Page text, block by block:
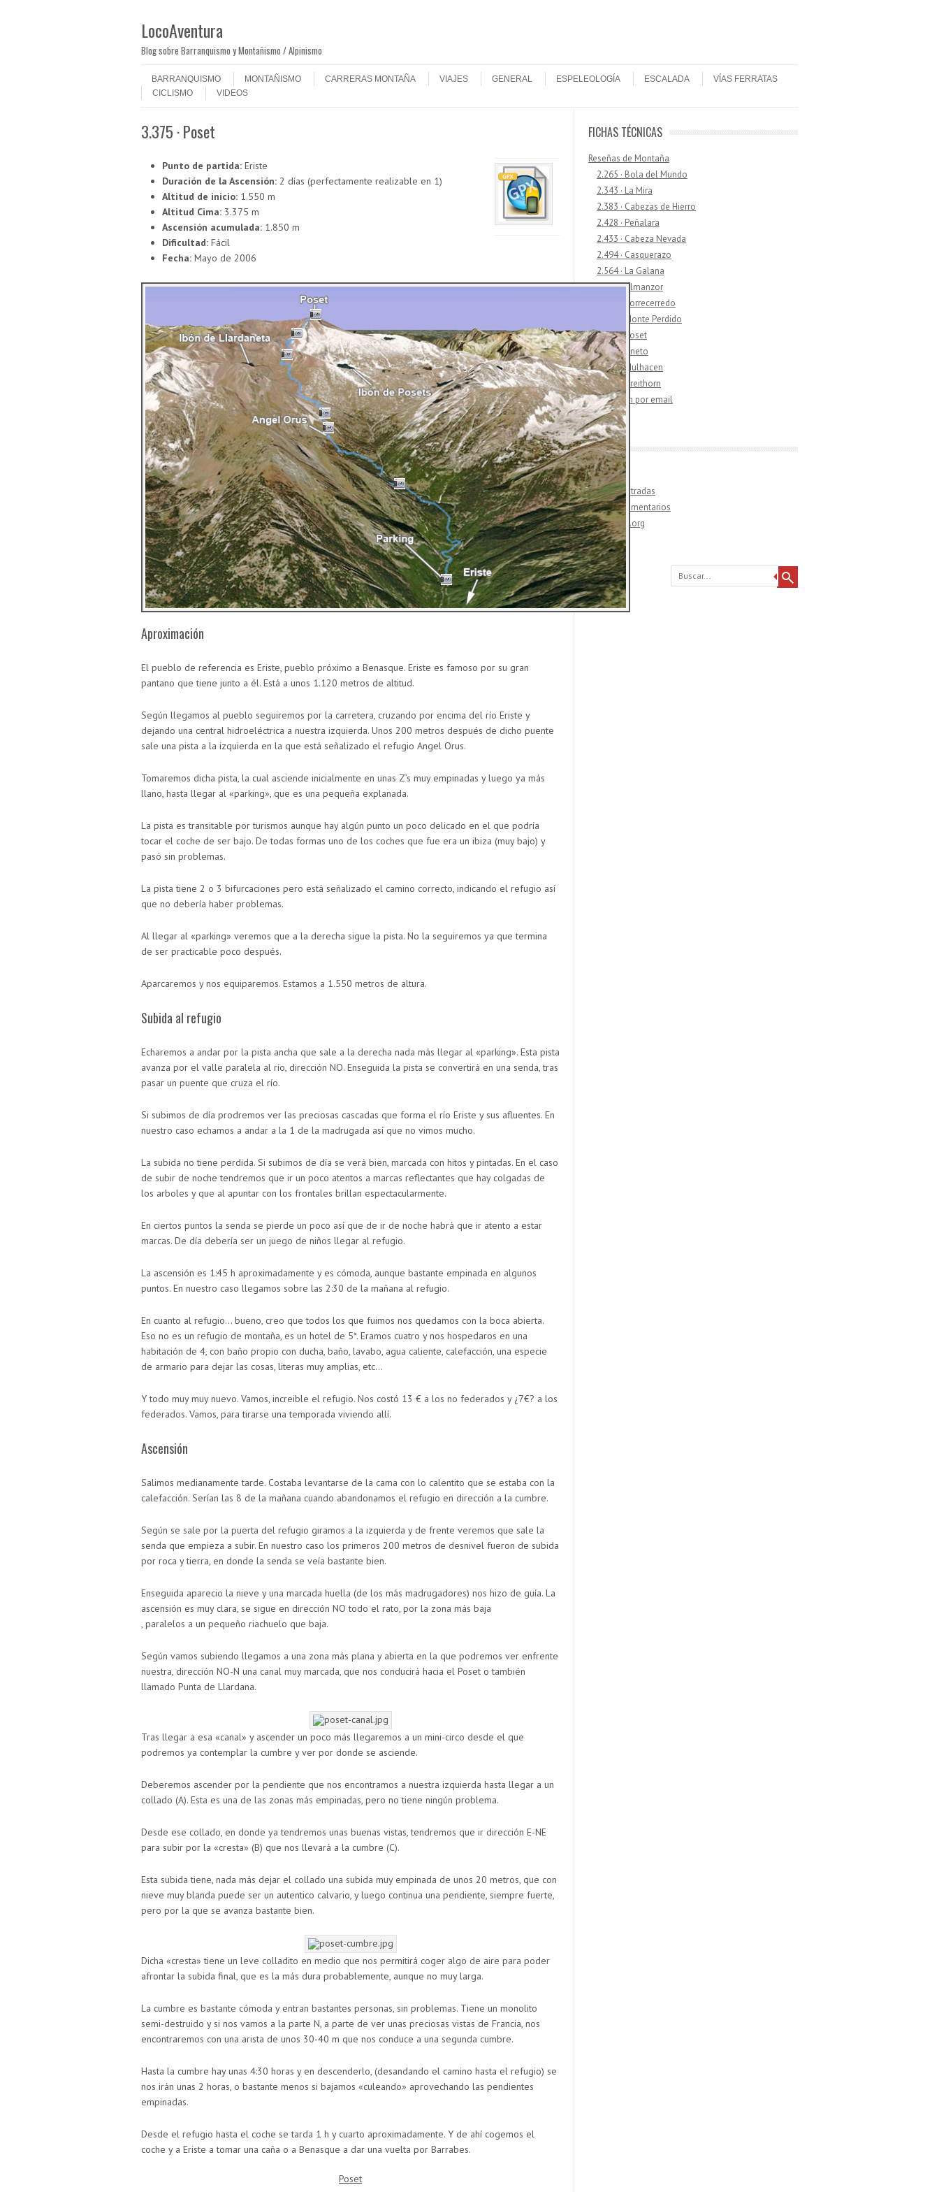
LocoAventura
Blog sobre Barranquismo y Montañismo / Alpinismo
Menú
BARRANQUISMO
MONTAÑISMO CARRERAS MONTAÑA VIAJES GENERAL ESPELEOLOGÍA ESCALADA
VÍAS FERRATAS
CICLISMO
VIDEOS
3.375 · Poset
Punto de partida: Eriste
Duración de la Ascensión: 2 días (perfectamente realizable en 1)
Altitud de inicio: 1.550 m
Altitud Cima: 3.375 m
Ascensión acumulada: 1.850 m
Dificultad: Fácil
Fecha: Mayo de 2006
Aproximación
El pueblo de referencia es Eriste, pueblo próximo a Benasque. Eriste es famoso por su gran
pantano que tiene junto a él. Está a unos 1.120 metros de altitud.
Según llegamos al pueblo seguiremos por la carretera, cruzando por encima del río Eriste y
dejando una central hidroeléctrica a nuestra izquierda. Unos 200 metros después de dicho puente
sale una pista a la izquierda en la que está señalizado el refugio Angel Orus.
Tomaremos dicha pista, la cual asciende inicialmente en unas Z’s muy empinadas y luego ya más
llano, hasta llegar al «parking», que es una pequeña explanada.
La pista es transitable por turismos aunque hay algún punto un poco delicado en el que podría
tocar el coche de ser bajo. De todas formas uno de los coches que fue era un ibiza (muy bajo) y
pasó sin problemas.
La pista tiene 2 o 3 bifurcaciones pero está señalizado el camino correcto, indicando el refugio así
que no debería haber problemas.
Al llegar al «parking» veremos que a la derecha sigue la pista. No la seguiremos ya que termina
de ser practicable poco después.
Aparcaremos y nos equiparemos. Estamos a 1.550 metros de altura.
Subida al refugio
Echaremos a andar por la pista ancha que sale a la derecha nada más llegar al «parking». Esta pista
avanza por el valle paralela al río, dirección NO. Enseguida la pista se convertirá en una senda, tras
pasar un puente que cruza el río.
Si subimos de día prodremos ver las preciosas cascadas que forma el río Eriste y sus afluentes. En
nuestro caso echamos a andar a la 1 de la madrugada así que no vimos mucho.
La subida no tiene perdida. Si subimos de día se verá bien, marcada con hitos y pintadas. En el caso
de subir de noche tendremos que ir un poco atentos a marcas reflectantes que hay colgadas de
los arboles y que al apuntar con los frontales brillan espectacularmente.
En ciertos puntos la senda se pierde un poco así que de ir de noche habrá que ir atento a estar
marcas. De día debería ser un juego de niños llegar al refugio.
La ascensión es 1:45 h aproximadamente y es cómoda, aunque bastante empinada en algunos
puntos. En nuestro caso llegamos sobre las 2:30 de la mañana al refugio.
En cuanto al refugio… bueno, creo que todos los que fuimos nos quedamos con la boca abierta.
Eso no es un refugio de montaña, es un hotel de 5*. Eramos cuatro y nos hospedaros en una
habitación de 4, con baño propio con ducha, baño, lavabo, agua caliente, calefacción, una especie
de armario para dejar las cosas, literas muy amplias, etc…
Y todo muy muy nuevo. Vamos, increible el refugio. Nos costó 13 € a los no federados y ¿7€? a los
federados. Vamos, para tirarse una temporada viviendo allí.
Ascensión
Salimos medianamente tarde. Costaba levantarse de la cama con lo calentito que se estaba con la
calefacción. Serían las 8 de la mañana cuando abandonamos el refugio en dirección a la cumbre.
Según se sale por la puerta del refugio giramos a la izquierda y de frente veremos que sale la
senda que empieza a subir. En nuestro caso los primeros 200 metros de desnivel fueron de subida
por roca y tierra, en donde la senda se veía bastante bien.
Enseguida aparecio la nieve y una marcada huella (de los más madrugadores) nos hizo de guía. La
ascensión es muy clara, se sigue en dirección NO todo el rato, por la zona más baja
, paralelos a un pequeño riachuelo que baja.
Según vamos subiendo llegamos a una zona más plana y abierta en la que podremos ver enfrente
nuestra, dirección NO-N una canal muy marcada, que nos conducirá hacia el Poset o también
llamado Punta de Llardana.
Tras llegar a esa «canal» y ascender un poco más llegaremos a un mini-circo desde el que
podremos ya contemplar la cumbre y ver por donde se asciende.
Deberemos ascender por la pendiente que nos encontramos a nuestra izquierda hasta llegar a un
collado (A). Esta es una de las zonas más empinadas, pero no tiene ningún problema.
Desde ese collado, en donde ya tendremos unas buenas vistas, tendremos que ir dirección E-NE
para subir por la «cresta» (B) que nos llevará a la cumbre (C).
Esta subida tiene, nada más dejar el collado una subida muy empinada de unos 20 metros, que con
nieve muy blanda puede ser un autentico calvario, y luego continua una pendiente, siempre fuerte,
pero por la que se avanza bastante bien.
Dicha «cresta» tiene un leve colladito en medio que nos permitirá coger algo de aire para poder
afrontar la subida final, que es la más dura probablemente, aunque no muy larga.
La cumbre es bastante cómoda y entran bastantes personas, sin problemas. Tiene un monolito
semi-destruido y si nos vamos a la parte N, a parte de ver unas preciosas vistas de Francia, nos
encontraremos con una arista de unos 30-40 m que nos conduce a una segunda cumbre.
Hasta la cumbre hay unas 4:30 horas y en descenderlo, (desandando el camino hasta el refugio) se
nos irán unas 2 horas, o bastante menos si bajamos «culeando» aprovechando las pendientes
empinadas.
Desde el refugio hasta el coche se tarda 1 h y cuarto aproximadamente. Y de ahí cogemos el
coche y a Eriste a tomar una caña o a Benasque a dar una vuelta por Barrabes.
Poset
FICHAS TÉCNICAS
Reseñas de Montaña
2.265 · Bola del Mundo
2.343 · La Mira
2.383 · Cabezas de Hierro
2.428 · Peñalara
2.433 · Cabeza Nevada
2.494 · Casquerazo
2.564 · La Galana
2.592 · Almanzor
2.648 · Torrecerredo
3.355 · Monte Perdido
3.375 · Poset
3.404 · Aneto
3.482 · Mulhacen
4.164 · Breithorn
Suscripción por email
META
Acceder
Feed de entradas
Feed de comentarios
WordPress.org
Buscar